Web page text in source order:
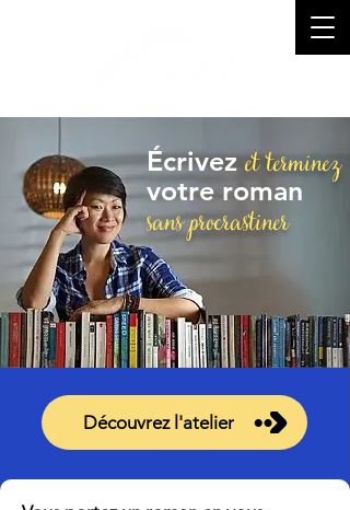
Écrivez et terminez
votre roman
sans procrastiner
Découvrez l'atelier